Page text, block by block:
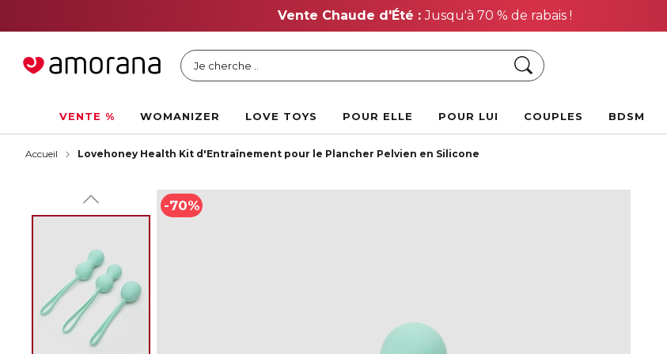
Vente Chaude d'Été : Jusqu'à 70 % de rabais
Je cherche .. Chercher
VENTE % WOMANIZER LOVE TOYS POUR ELLE POUR LUI COUPLES BDSM
Accueil Lovehoney Health Kit d'Entraînement pour le Plancher Pelvien en Silicone
-70%